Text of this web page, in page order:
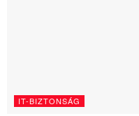
IT-BIZTONSÁG